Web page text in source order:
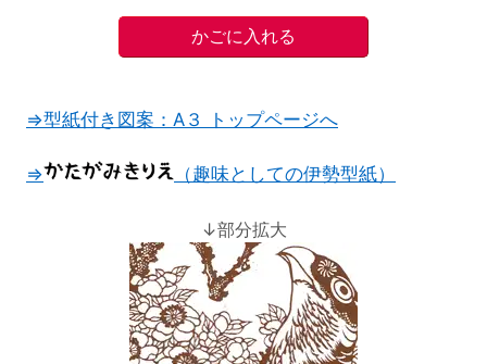
⇒型紙付き図案：A３ トップページへ
⇒ （趣味としての伊勢型紙）
↓部分拡大